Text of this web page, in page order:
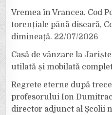
Vremea în Vrancea. Cod
torențiale până diseară,
dimineață. 22/07/2026
Casă de vânzare la
utilată și mobilată
Regrete eterne după
profesorului Ion
director adjunct al Școlii